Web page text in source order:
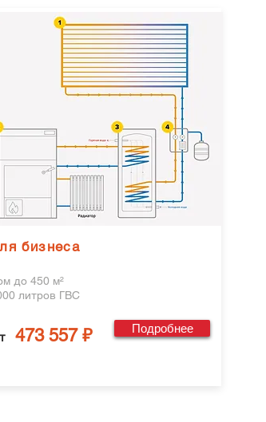
бизнеса
до 450 м²
литров ГВС
473 557 ₽ Подробнее